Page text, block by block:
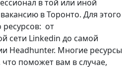
в той или иной
в Торонто. Для этого
ресурсов: от
сети Linkedin до самой
Headhunter. Многие ресурсы
что поможет вам в случае,